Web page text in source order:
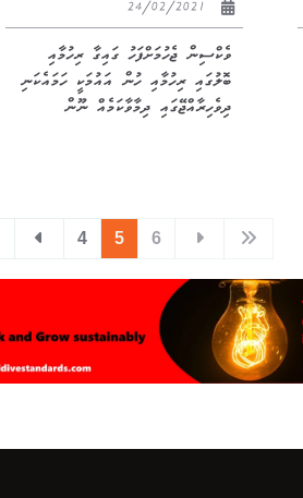
ވެކްސިން ޖެހުމަށްފަހު ގައިގާ ރިހުމާއި
ބޮލުގައި ރިހުމާއި ހުން އައުމަކީ ހަމައެކަނި
ދިވެހިރާއްޖޭގައި ދިމާވާކަމެއް ނޫން
4 5 6